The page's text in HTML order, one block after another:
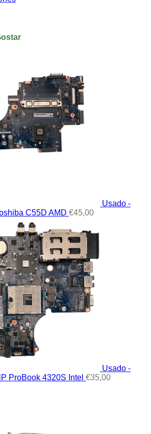
Usado -
C55D AMD €45,00
Usado -
ProBook 4320S Intel €35,00